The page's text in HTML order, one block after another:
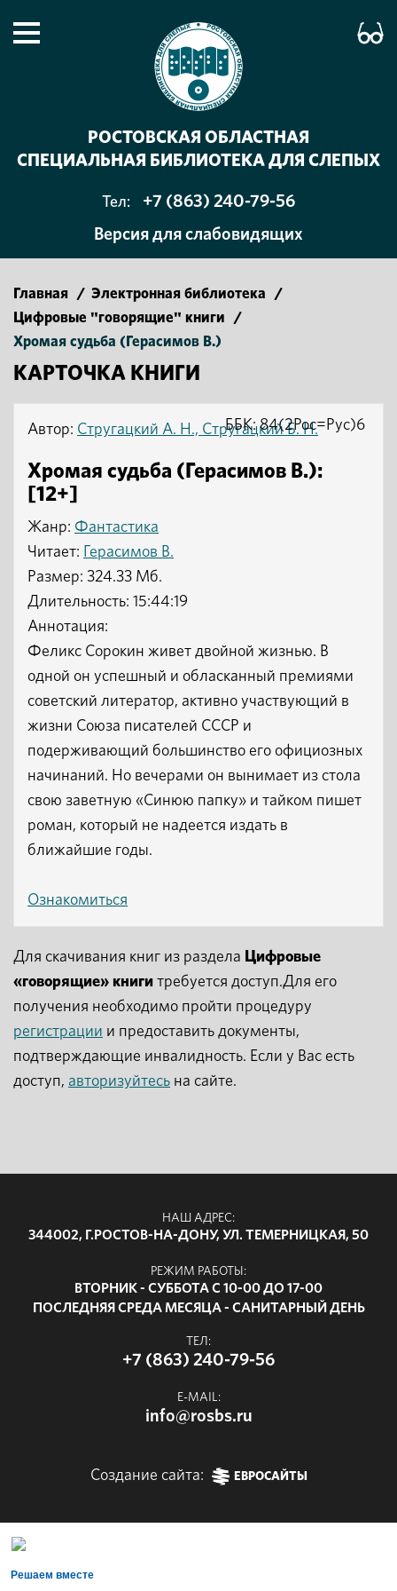
РОСТОВСКАЯ ОБЛАСТНАЯ
СПЕЦИАЛЬНАЯ БИБЛИОТЕКА ДЛЯ СЛЕПЫХ
Тел:
+7 (863) 240-79-56
Версия для слабовидящих
Главная / Электронная библиотека
/
Цифровые "говорящие" книги
/
Хромая судьба (Герасимов В.)
КАРТОЧКА КНИГИ
Автор: Стругацкий А. Н., Стругацкий Б. Н.
Хромая судьба (Герасимов В.):
[12+]
Жанр: Фантастика
Читает: Герасимов В.
ББК: 84(2Рос=Рус)6
Размер: 324.33 Мб.
Длительность: 15:44:19
Аннотация:
Феликс Сорокин живет двойной жизнью. В
одной он успешный и обласканный премиями
советский литератор, активно участвующий в
жизни Союза писателей СССР и
подерживающий большинство его официозных
начинаний. Но вечерами он вынимает из стола
свою заветную «Синюю папку» и тайком пишет
роман, который не надеется издать в
ближайшие годы.
Ознакомиться
Для скачивания книг из раздела Цифровые
«говорящие» книги требуется доступ.Для его
получения необходимо пройти процедуру
регистрации и предоставить документы,
подтверждающие инвалидность. Если у Вас есть
доступ, авторизуйтесь на сайте.
НАШ АДРЕС:
344002, Г.РОСТОВ-НА-ДОНУ, УЛ. ТЕМЕРНИЦКАЯ, 50
РЕЖИМ РАБОТЫ:
ВТОРНИК - СУББОТА С 10-00 ДО 17-00
ПОСЛЕДНЯЯ СРЕДА МЕСЯЦА - САНИТАРНЫЙ ДЕНЬ
ТЕЛ:
+7 (863) 240-79-56
E-MAIL:
info@rosbs.ru
Создание сайта: ЕВРОСАЙТЫ
Решаем вместе